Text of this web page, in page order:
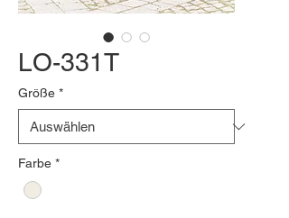
LO-331T
Größe *
Farbe *